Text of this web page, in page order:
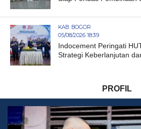
KAB. BOGOR
05/08/2026 18:39
Indocement Peringati
Strategi Keberlanjutan
PROFIL